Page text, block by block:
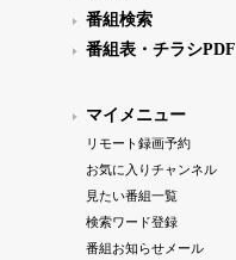
番組検索
番組表・チラシPDF
マイメニュー
リモート録画予約
お気に入りチャンネル
見たい番組一覧
検索ワード登録
番組お知らせメール